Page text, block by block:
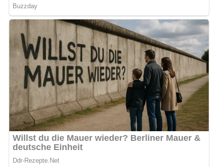
Abonniere jetzt unseren Newsletter!
Kein Spam, kein Bullshit, keine Weitergabe deiner Mailadresse an Dritte!
Jetzt Sterne vergeben – Rezept
bewerten